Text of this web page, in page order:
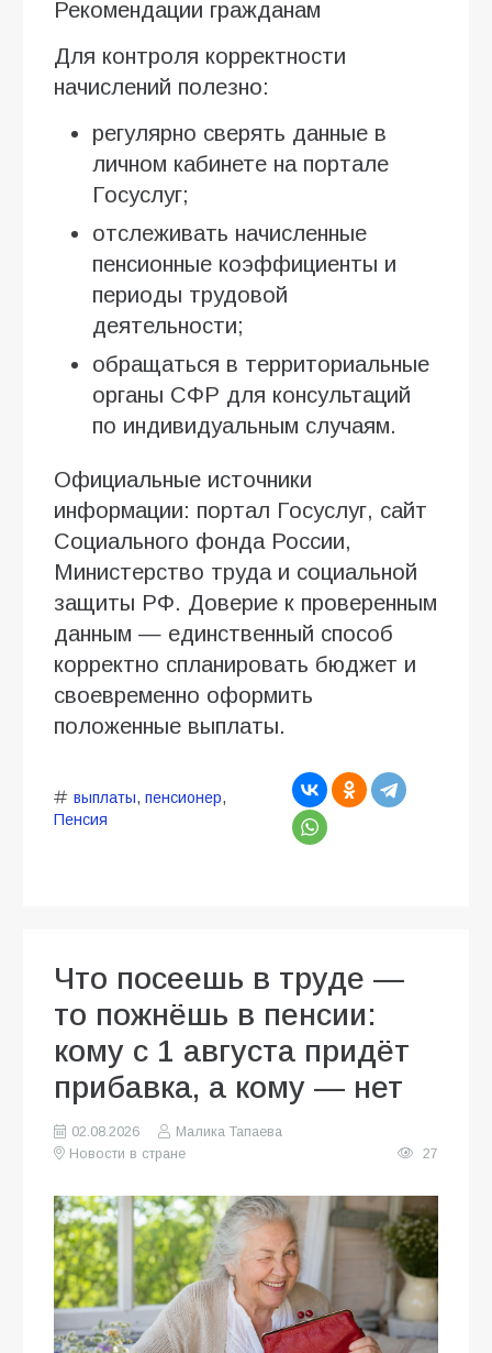
Рекомендации гражданам
Для контроля корректности
начислений полезно:
регулярно сверять данные в
личном кабинете на портале
Госуслуг;
отслеживать начисленные
пенсионные коэффициенты и
периоды трудовой
деятельности;
обращаться в территориальные
органы СФР для консультаций
по индивидуальным случаям.
Официальные источники
информации: портал Госуслуг, сайт
Социального фонда России,
Министерство труда и социальной
защиты РФ. Доверие к проверенным
данным — единственный способ
корректно спланировать бюджет и
своевременно оформить
положенные выплаты.
выплаты, пенсионер,
Пенсия
Что посеешь в труде —
то пожнёшь в пенсии:
кому с 1 августа придёт
прибавка, а кому — нет
02.08.2026
Малика Тапаева
Новости в стране
27